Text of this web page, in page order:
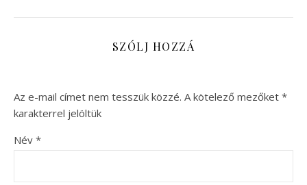
SZÓLJ HOZZÁ
Az e-mail címet nem tesszük közzé. A kötelező mezőket *
karakterrel jelöltük
Név *